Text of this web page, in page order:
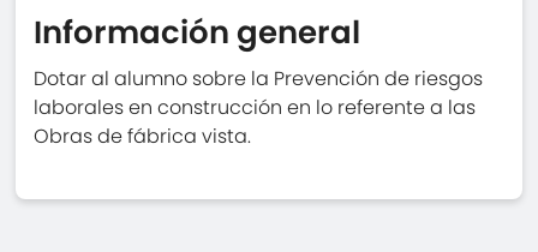
Información general
Dotar al alumno sobre la Prevención de riesgos
laborales en construcción en lo referente a las
Obras de fábrica vista.